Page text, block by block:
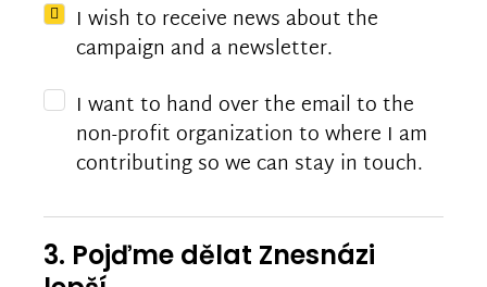
I wish to receive news about the
campaign and a newsletter.
I want to hand over the email to the
non-profit organization to where I am
contributing so we can stay in touch.
3. Pojďme dělat Znesnázi